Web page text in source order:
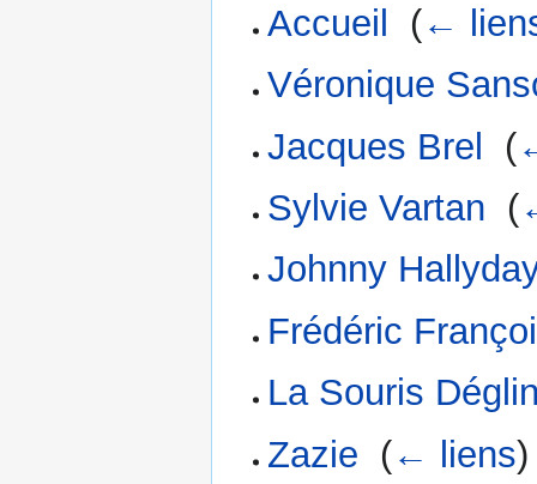
Accueil
(←
Véronique
Jacques Brel
(
Sylvie Vartan (
Johnny
Frédéric
La Souris
Zazie (← liens)